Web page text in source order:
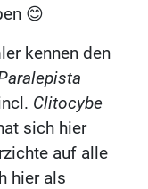
😊
kennen den
Clitocybe
sich hier
auf alle
hier als